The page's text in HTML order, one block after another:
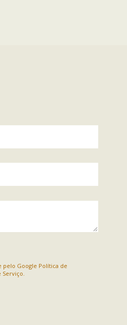
pelo Google Política de
Serviço.